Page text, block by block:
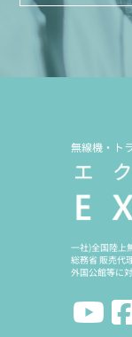
無線機・ト
一社)全国陸上
総務省 販売代
外国公館等に